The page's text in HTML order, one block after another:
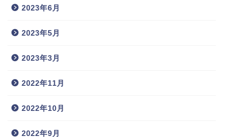
2023年6月
2023年5月
2023年3月
2022年11月
2022年10月
2022年9月